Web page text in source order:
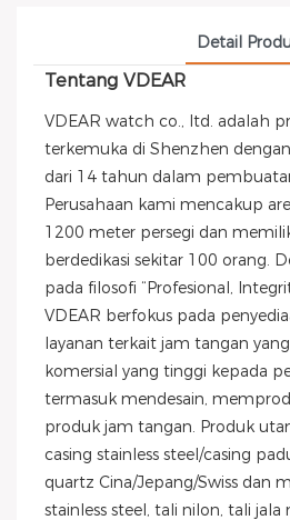
Detail
Tentang VDEAR
VDEAR watch co., ltd. adalah
terkemuka di Shenzhen
dari 14 tahun dalam
Perusahaan kami mencakup
1200 meter persegi dan
berdedikasi sekitar 100 orang.
pada filosofi “Profesional,
VDEAR berfokus pada
layanan terkait jam tangan
komersial yang tinggi kepada
termasuk mendesain,
produk jam tangan. Produk
casing stainless steel/casing
quartz Cina/Jepang/Swiss dan
stainless steel, tali nilon, tali jala